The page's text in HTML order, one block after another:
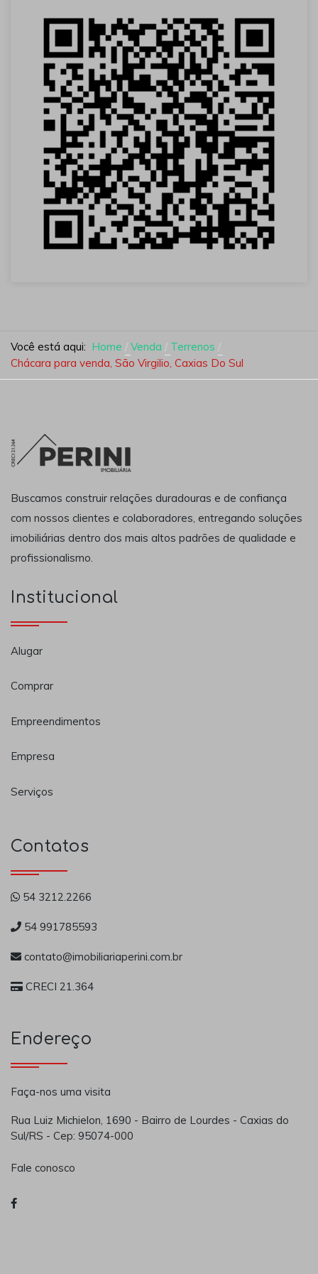
Você está aqui: Home Venda
Terrenos
Chácara para venda, São Virgilio, Caxias Do Sul
Buscamos construir relações duradouras e de confiança
com nossos clientes e colaboradores, entregando soluções
imobiliárias dentro dos mais altos padrões de qualidade e
profissionalismo.
Institucional
Alugar
Comprar
Empreendimentos
Empresa
Serviços
Contatos
54 3212.2266
54 991785593
contato@imobiliariaperini.com.br
CRECI 21.364
Endereço
Faça-nos uma visita
Rua Luiz Michielon, 1690 - Bairro de Lourdes - Caxias do
Sul/RS - Cep: 95074-000
Fale conosco